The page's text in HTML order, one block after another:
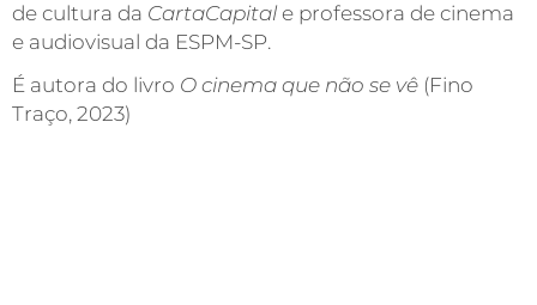
de cultura da CartaCapital e professora de cinema
e audiovisual da ESPM-SP.
É autora do livro O cinema que não se vê (Fino
Traço, 2023)